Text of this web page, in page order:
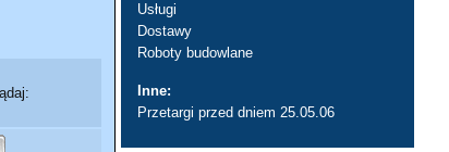
Usługi
Dostawy
Roboty budowlane
Inne:
Przetargi przed dniem 25.05.06